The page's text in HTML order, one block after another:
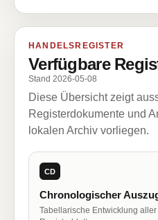
HANDELSREGISTER
Verfügbare
Stand 2026-05-08
Diese Übersicht zeigt
Registerdokumente und
lokalen Archiv vorliegen.
CD
Chronologischer
Tabellarische Entwicklung